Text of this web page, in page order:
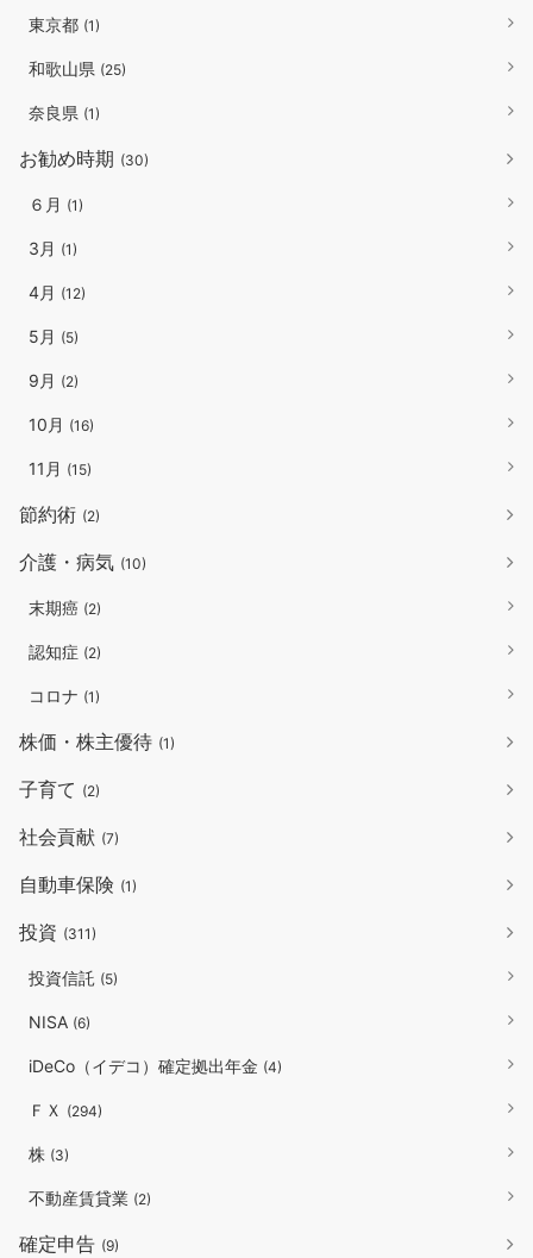
東京都 (1)
和歌山県 (25)
奈良県 (1)
お勧め時期 (30)
６月 (1)
3月 (1)
4月 (12)
5月 (5)
9月 (2)
10月 (16)
11月 (15)
節約術 (2)
介護・病気 (10)
末期癌 (2)
認知症 (2)
コロナ (1)
株価・株主優待 (1)
子育て (2)
社会貢献 (7)
自動車保険 (1)
投資 (311)
投資信託 (5)
NISA (6)
iDeCo（イデコ）確定拠出年金 (4)
ＦＸ (294)
株 (3)
不動産賃貸業 (2)
確定申告 (9)